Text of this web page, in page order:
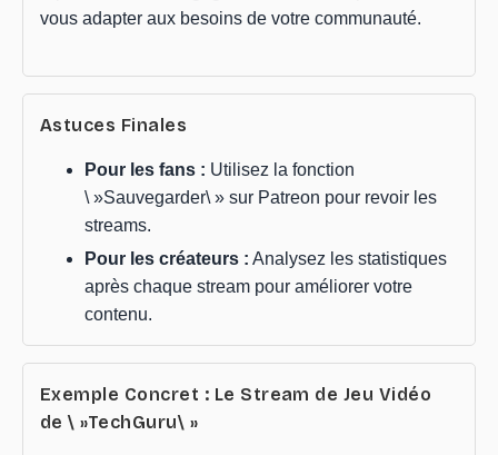
vous adapter aux besoins de votre communauté.
Astuces Finales
Pour les fans : Utilisez la fonction
\ »Sauvegarder\ » sur Patreon pour revoir les
streams.
Pour les créateurs : Analysez les statistiques
après chaque stream pour améliorer votre
contenu.
Exemple Concret : Le Stream de Jeu Vidéo
de \ »TechGuru\ »